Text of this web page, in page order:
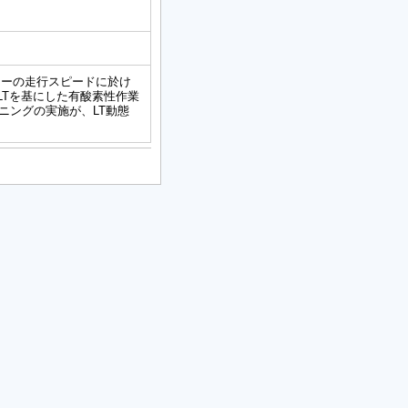
の走行スピードに於け
を基にした有酸素性作業
ングの実施が、LT動態